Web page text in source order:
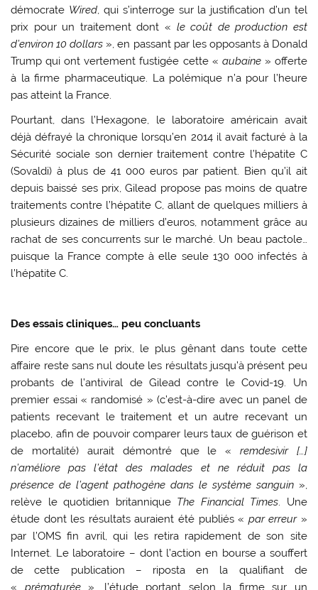
démocrate Wired, qui s’interroge sur la justification d’un tel
prix pour un traitement dont « le coût de production est
d’environ 10 dollars », en passant par les opposants à Donald
Trump qui ont vertement fustigée cette « aubaine» offerte
à la firme pharmaceutique. La polémique n’a pour l’heure
pas atteint la France.
Pourtant, dans l’Hexagone, le laboratoire américain avait
déjà défrayé la chronique lorsqu’en 2014 il avait facturé à la
Sécurité sociale son dernier traitement contre l’hépatite C
(Sovaldi) à plus de 41 000 euros par patient. Bien qu’il ait
depuis baissé ses prix, Gilead propose pas moins de quatre
traitements contre l’hépatite C, allant de quelques milliers à
plusieurs dizaines de milliers d’euros, notamment grâce au
rachat de ses concurrents sur le marché. Un beau pactole…
puisque la France compte à elle seule 130 000 infectés à
l’hépatite C.
Des essais cliniques… peu concluants
Pire encore que le prix, le plus gênant dans toute cette
affaire reste sans nul doute les résultats jusqu’à présent peu
probants de l’antiviral de Gilead contre le Covid-19. Un
premier essai « randomisé » (c’est-à-dire avec un panel de
patients recevant le traitement et un autre recevant un
placebo, afin de pouvoir comparer leurs taux de guérison et
de mortalité) aurait démontré que le « remdesivir […]
n’améliore pas l’état des malades et ne réduit pas la
présence de l’agent pathogène dans le système sanguin»,
relève le quotidien britannique The Financial Times. Une
étude dont les résultats auraient été publiés « par erreur»
par l’OMS fin avril, qui les retira rapidement de son site
Internet. Le laboratoire – dont l’action en bourse a souffert
de cette publication – riposta en la qualifiant de
« prématurée», l’étude portant selon la firme sur un